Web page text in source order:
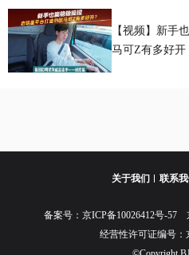
【视频】新手
马可Z有多好开
关于我们 联系我
备案号： 京ICP备10026412号-57
经营性许可证编号：